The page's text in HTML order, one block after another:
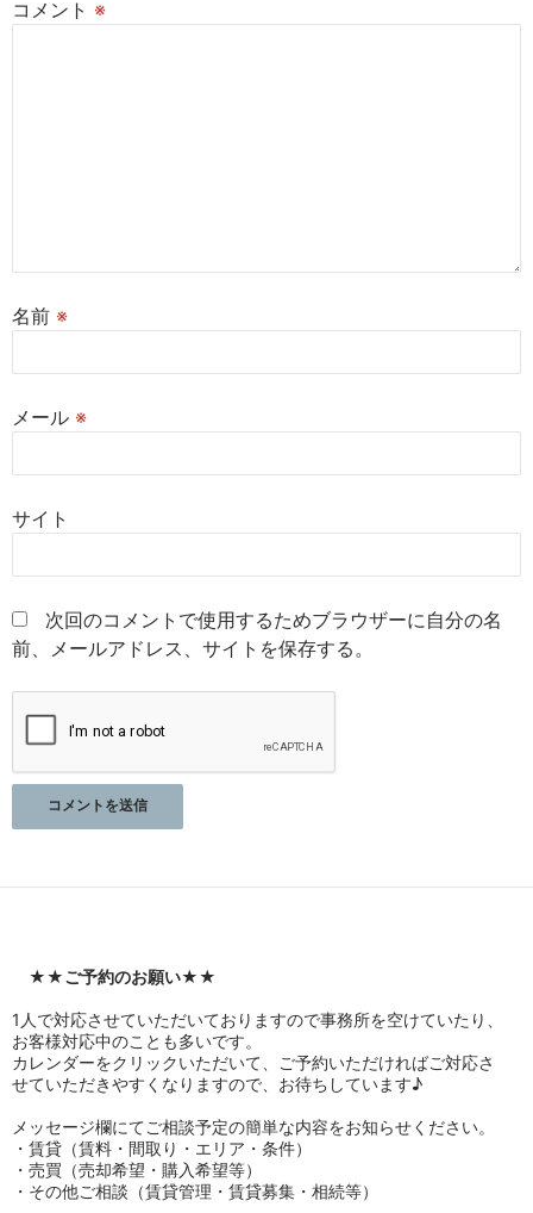
コメント ※
名前 ※
メール ※
サイト
次回のコメントで使用するためブラウザーに自分の名
前、メールアドレス、サイトを保存する。
★★ご予約のお願い★★
1人で対応させていただいておりますので事務所を空けていたり、
お客様対応中のことも多いです。
カレンダーをクリックいただいて、ご予約いただければご対応さ
せていただきやすくなりますので、お待ちしています♪
メッセージ欄にてご相談予定の簡単な内容をお知らせください。
・賃貸（賃料・間取り・エリア・条件）
・売買（売却希望・購入希望等）
・その他ご相談（賃貸管理・賃貸募集・相続等）